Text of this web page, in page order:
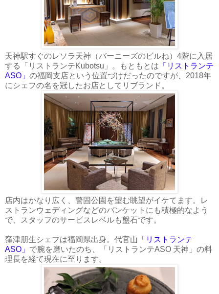
天神駅すぐのレソラ天神（バーニーズのビルね）4階に入居
する「リストランテKubotsu」。もともとは 「リストランテ
ASO」 の福岡支店という位置づけだったのですが、2018年
にシェフの名を冠したお店としてリブランド。
店内はかなり広く、警固公園を望む眺望がイケてます。レ
ストランウェディングなどのバンケットにも積極的なよう
で、スタッフのサービスレベルも盤石です。
窪津朋生シェフは福岡県出身。代官山 「リストランテ
ASO」 で腕を磨いたのち、「リストランテASO 天神」の料
理長を経て現在に至ります。